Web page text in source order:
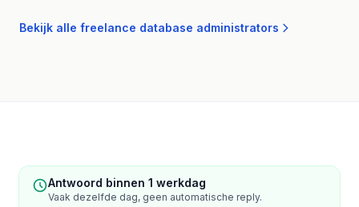
Bekijk alle freelance database administrators
Antwoord binnen 1 werkdag
Vaak dezelfde dag, geen automatische reply.